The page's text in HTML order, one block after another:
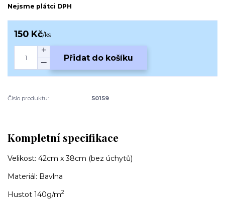
Nejsme plátci DPH
150 Kč/ks
Přidat do košíku
Číslo produktu: 50159
Kompletní specifikace
Velikost: 42cm x 38cm (bez úchytů)
Materiál: Bavlna
Hustot 140g/m2